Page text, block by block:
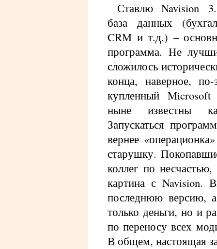
Ставлю Navision
база данных
CRM и т.д.) –
программа. Не
сложилось
конца, наверное,
купленный
ныне известны
Запускаться
вернее
старушку.
коллег по
картина с Navision.
последнюю версию,
только деньги, но и
по переносу всех
В общем, настоящая